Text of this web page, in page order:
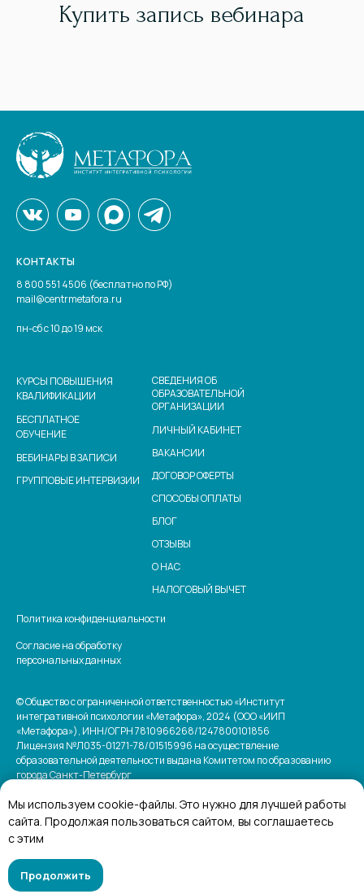
Купить запись вебинара
СВЕДЕНИЯ ОБ
ОБРАЗОВАТЕЛЬНОЙ
ОРГАНИЗАЦИИ
КОНТАКТЫ
© Общество с ограниченной ответственностью «Институт
интегративной психологии «Метафора», 2024 (ООО «ИИП
«Метафора»), ИНН/ОГРН 7810966268/1247800101856
Лицензия №Л035-01271-78/01515996 на осуществление
образовательной деятельности выдана Комитетом по образованию
города Санкт-Петербург
БЕСПЛАТНОЕ
ОБУЧЕНИЕ
КУРСЫ ПОВЫШЕНИЯ
КВАЛИФИКАЦИИ
ЛИЧНЫЙ КАБИНЕТ
Официальный сайт Министерства науки и
Официальный сайт Министерства просвещения
Российской Федерации
Согласие на обработку
персональных данных
Политика конфиденциальности
ВАКАНСИИ
СПОСОБЫ ОПЛАТЫ
БЛОГ
О НАС
НАЛОГОВЫЙ ВЫЧЕТ
ОТЗЫВЫ
ДОГОВОР ОФЕРТЫ
8 800 551 4506 (бесплатно по РФ)
mail@centrmetafora.ru
пн-сб с 10 до 19 мск
ВЕБИНАРЫ В ЗАПИСИ
ГРУППОВЫЕ ИНТЕРВИЗИИ
Мы используем cookie-файлы. Это нужно для лучшей работы
сайта. Продолжая пользоваться сайтом, вы соглашаетесь
с этим
Продолжить